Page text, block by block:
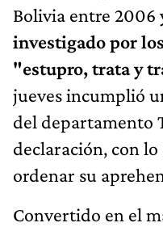
Bolivia entre 2006
investigado por
"estupro, trata y
jueves incumplió
del departamento
declaración, con
ordenar su
Convertido en el